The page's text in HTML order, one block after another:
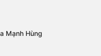
Mạnh Hùng